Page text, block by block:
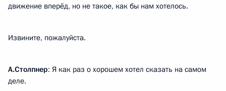
движение вперёд, но не такое, как бы нам хотелось.
Извините, пожалуйста.
А.Столпнер: Я как раз о хорошем хотел сказать на самом
деле.